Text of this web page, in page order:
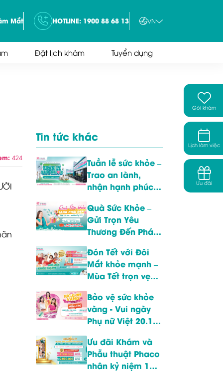
Mắt HOTLINE: 1900 88 68 13 VN
Đặt lịch khám Tuyển dụng
424
Tin tức khác
Tuần lễ sức khỏe –
Trao an lành,
nhận hạnh phúc
Đa khoa Ái Nghĩa
Tam Phước
Quà Sức Khỏe –
Gửi Trọn Yêu
Thương Đến Phái
Đón Tết với Đôi
Mắt khỏe mạnh –
Mùa Tết trọn vẹn
Bảo vệ sức khỏe
vàng - Vui ngày
Phụ nữ Việt 20.10:
Vú và Nhận ngay
Túi xinh
Ưu đãi Khám và
Phẫu thuật Phaco
nhân kỷ niệm 1
Gói khám
Lịch làm việc
Ưu đãi